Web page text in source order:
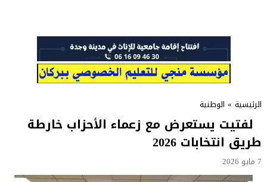
الرئيسية » الوطنية
لفتيت يستعرض مع زعماء الأحزاب خارطة
طريق انتخابات 2026
7 مايو 2026